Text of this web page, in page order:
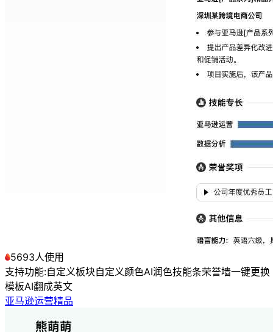
5693人使用
支持功能:自定义板块自定义颜色AI润色技能条荣誉墙一键更换
模板AI翻成英文
亚马逊运营精品